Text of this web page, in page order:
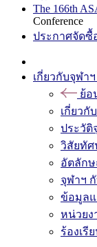
The 166th
Conference
ประกาศจัดซื้
เกี่ยวกับจุฬาฯ
ย้อ
เกี่ยวกั
ประวัติ
วิสัยทัศ
อัตลัก
จุฬาฯ
ข้อมูล
หน่วยง
ร้องเรี